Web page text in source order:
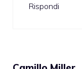
Rispondi